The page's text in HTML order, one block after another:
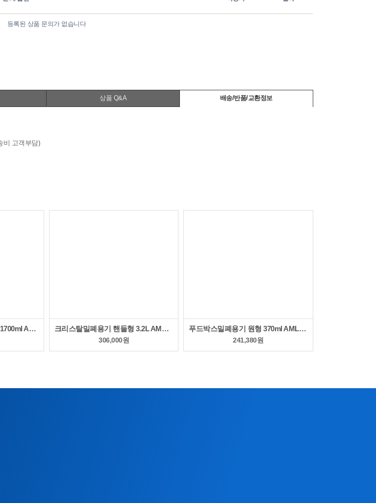
등록된 상품 문의가 없습니다
상품 Q&A 배송/반품/교환정보
비 고객부담)
푸드박스밀폐용기 직사각1700ml AML-552F 크리스탈밀폐용기 핸들형 3.2L AMLH-563C
306,000원
푸드박스밀폐용기 원형 370ml AML-851F
241,380원